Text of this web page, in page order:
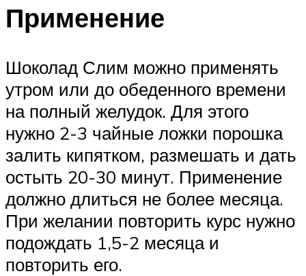
Применение
Шоколад Слим можно применять
утром или до обеденного времени
на полный желудок. Для этого
нужно 2-3 чайные ложки порошка
залить кипятком, размешать и дать
остыть 20-30 минут. Применение
должно длиться не более месяца.
При желании повторить курс нужно
подождать 1,5-2 месяца и
повторить его.